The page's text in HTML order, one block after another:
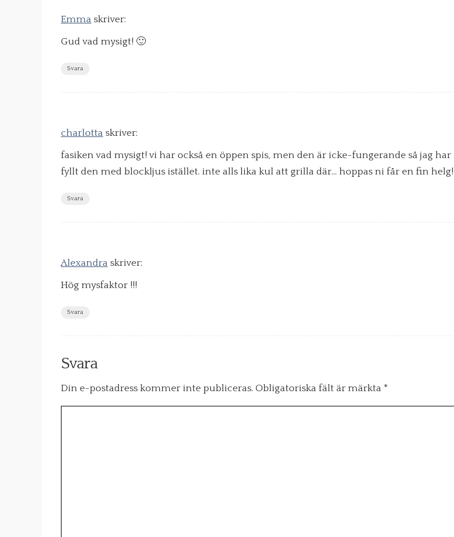
Emma skriver:
Gud vad mysigt! 🙂
Svara
charlotta skriver:
fasiken vad mysigt! vi har också en öppen spis, men den är icke-fungerande så jag har
fyllt den med blockljus istället. inte alls lika kul att grilla där… hoppas ni får en fin helg!
Svara
Alexandra skriver:
Hög mysfaktor !!!
Svara
Svara
Din e-postadress kommer inte publiceras. Obligatoriska fält är märkta *